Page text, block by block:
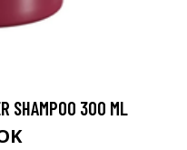
SHAMPOO 300 ML